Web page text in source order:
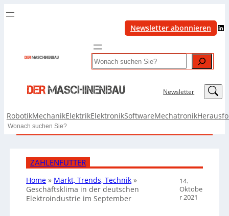
Newsletter abonnieren LinkedIn
Search
Newsletter LinkedIn
RobotikMechanikElektrikElektronikSoftwareMechatronik
Search
ZAHLENFUTTER
Home » Markt, Trends, Technik »
Geschäftsklima in der deutschen
Elektroindustrie im September
14.
Oktobe
r 2021